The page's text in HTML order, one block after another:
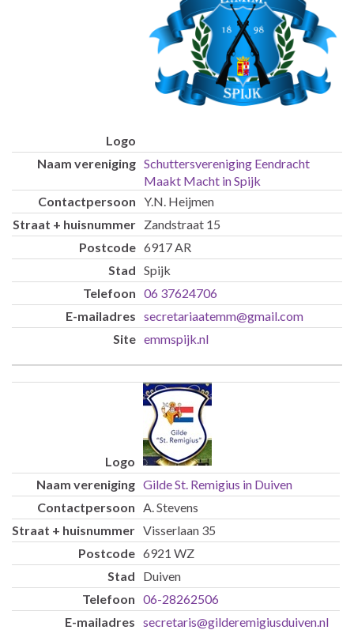
Schuttersvereniging Eendracht
Maakt Macht in Spijk
Y.N. Heijmen
Zandstraat 15
6917 AR
Spijk
06 37624706
secretariaatemm@gmail.com
emmspijk.nl
Gilde St. Remigius in Duiven
A. Stevens
Visserlaan 35
6921 WZ
Duiven
06-28262506
secretaris@gilderemigiusduiven.nl